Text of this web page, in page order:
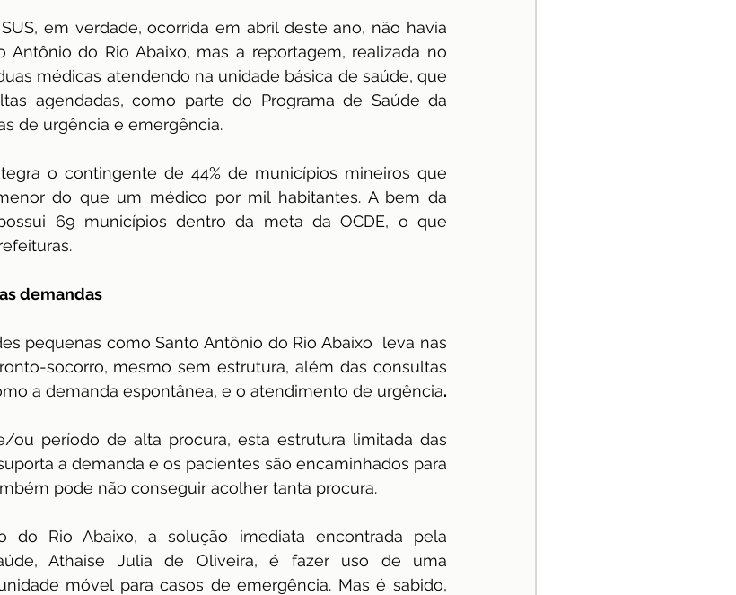
em verdade, ocorrida em abril deste ano, não havia
Antônio do Rio Abaixo, mas a reportagem, realizada no
médicas atendendo na unidade básica de saúde, que
agendadas, como parte do Programa de Saúde da
de urgência e emergência.
o contingente de 44% de municípios mineiros que
do que um médico por mil habitantes. A bem da
69 municípios dentro da meta da OCDE, o que
demandas
pequenas como Santo Antônio do Rio Abaixo  leva nas
socorro, mesmo sem estrutura, além das consultas
a demanda espontânea, e o atendimento de urgência.
ou período de alta procura, esta estrutura limitada das
a demanda e os pacientes são encaminhados para
pode não conseguir acolher tanta procura.
do Rio Abaixo, a solução imediata encontrada pela
Athaise Julia de Oliveira, é fazer uso de uma
móvel para casos de emergência. Mas é sabido,